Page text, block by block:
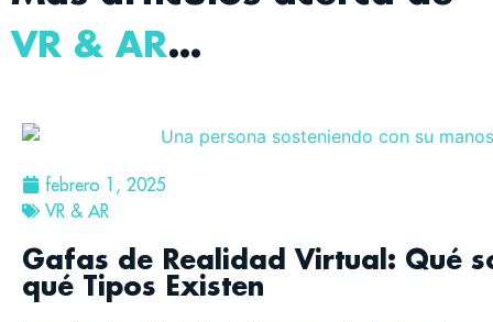
VR & AR…
febrero 1, 2025
VR & AR
Gafas de Realidad Virtual: Qué
qué Tipos Existen